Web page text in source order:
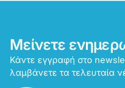
Μείνετε
Κάντε εγγραφή στο
λαμβάνετε τα τελευταία